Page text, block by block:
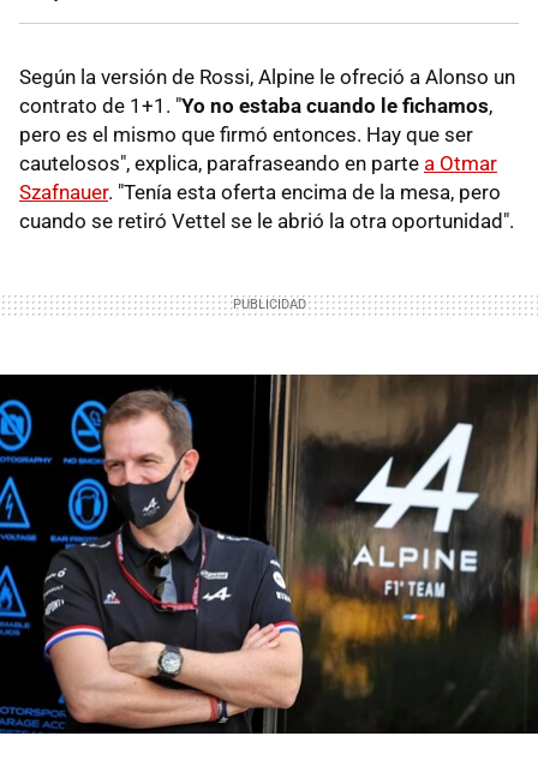
Según la versión de Rossi, Alpine le ofreció a Alonso un
contrato de 1+1. "Yo no estaba cuando le fichamos,
pero es el mismo que firmó entonces. Hay que ser
cautelosos", explica, parafraseando en parte a Otmar
Szafnauer. "Tenía esta oferta encima de la mesa, pero
cuando se retiró Vettel se le abrió la otra oportunidad".